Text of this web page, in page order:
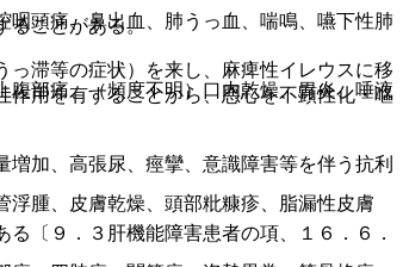
頭痛、鼻出血、肺うっ血、喘鳴、嚥下性肺
部痛、（頻度不明）口内乾燥、胃炎、唾液
腫、皮膚乾燥、頭部粃糠疹、脂漏性皮膚
ることがある。
滞等の症状）を来し、麻痺性イレウスに移
用を有することから、悪心を不顕性化・嘔
加、高張尿、痙攣、意識障害等を伴う抗利
〔９．３肝機能障害患者の項、１６．６．